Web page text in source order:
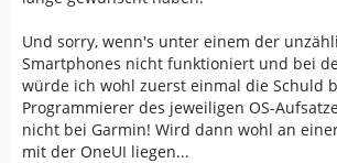
Und sorry, wenn's unter einem der
Smartphones nicht funktioniert und bei
würde ich wohl zuerst einmal die Schuld
Programmierer des jeweiligen OS-
nicht bei Garmin! Wird dann wohl an
mit der OneUI liegen...